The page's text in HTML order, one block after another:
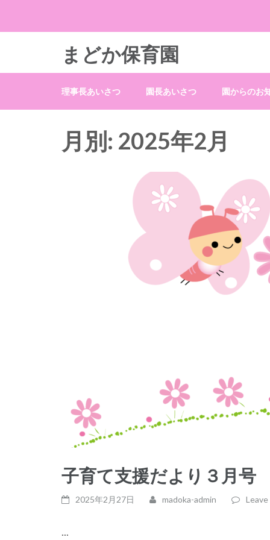
まどか保育園
理事長あいさつ 園長あいさつ 園からのお
月別: 2025年2月
子育て支援だより３月号
2025年2月27日 madoka-admin
...